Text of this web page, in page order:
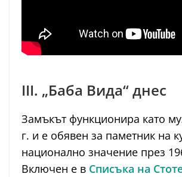
III. „Баба Вида“ днес
Замъкът функционира като
г. и е обявен за паметник на
национално значение през
Включен е в Списъка на